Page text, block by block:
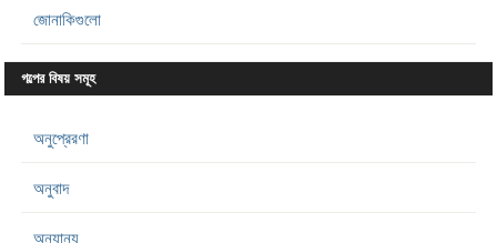
জোনাকিগুলো
গল্পের বিষয় সমূহ
অনুপ্রেরণা
অনুবাদ
অন্যান্য